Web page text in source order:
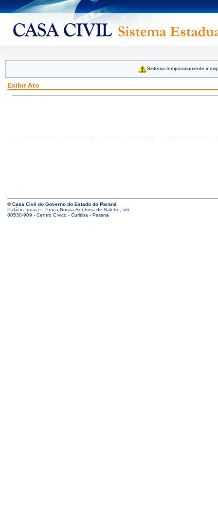
Sistema temporariamente
Exibir Ato
© Casa Civil do Governo do Estado do Paraná
Palácio Iguaçu - Praça Nossa Senhora de Salette, s/n
80530-909 - Centro Cívico - Curitiba - Paraná